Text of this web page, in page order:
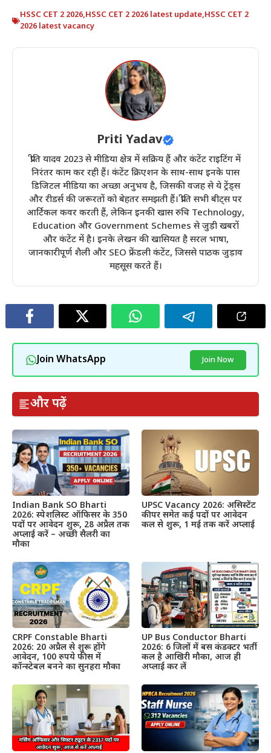
HSSC CET 2 2026,HSSC CET 2 2026 latest update,HSSC CET 2
2026 latest vacancy
Priti Yadav
प्रीति यादव 2023 से मीडिया क्षेत्र में सक्रिय हैं और कंटेंट राइटिंग में
निरंतर काम कर रही हैं। कंटेंट क्रिएशन के साथ-साथ इनके पास
डिजिटल मीडिया का अच्छा अनुभव है, जिसकी वजह से ये ट्रेंड्स
और रीडर्स की जरूरतों को बेहतर समझती हैं। प्रीति सभी बीट्स पर
आर्टिकल कवर करती हैं, लेकिन इनकी खास रुचि Technology,
Education और Government Schemes से जुड़ी खबरों
और कंटेंट में है। इनके लेखन की खासियत है सरल भाषा,
जानकारीपूर्ण शैली और SEO फ्रेंडली कंटेंट, जिससे पाठक जुड़ाव
महसूस करते हैं।
Join WhatsApp Join Now
और पढ़ें
Indian Bank SO Bharti
2026: स्पेशलिस्ट ऑफिसर के 350
पदों पर आवेदन शुरू, 28 अप्रैल तक
अप्लाई करें – अच्छी सैलरी का
मौका
UPSC Vacancy 2026: असिस्टेंट
कीपर समेत कई पदों पर आवेदन
कल से शुरू, 1 मई तक करें अप्लाई
CRPF Constable Bharti
2026: 20 अप्रैल से शुरू होंगे
आवेदन, 100 रुपये फीस में
कॉन्स्टेबल बनने का सुनहरा मौका
UP Bus Conductor Bharti
2026: 6 जिलों में बस कंडक्टर भर्ती
कल है आखिरी मौका, आज ही
अप्लाई कर लें